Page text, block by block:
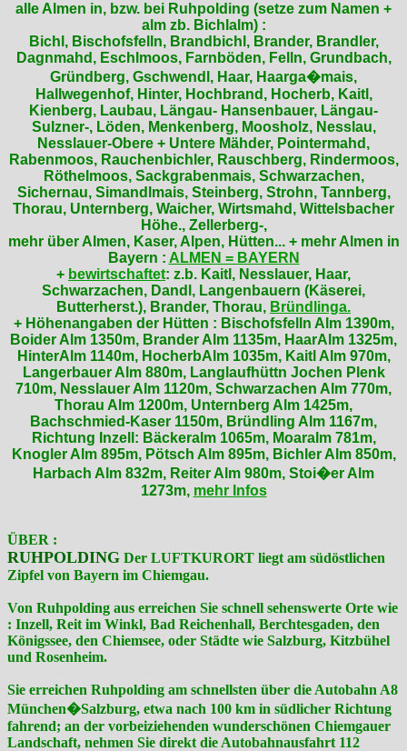
alle Almen in, bzw. bei Ruhpolding (setze zum Namen +
alm zb. Bichlalm) :
Bichl, Bischofsfelln, Brandbichl, Brander, Brandler,
Dagnmahd, Eschlmoos, Farnböden, Felln, Grundbach,
Gründberg, Gschwendl, Haar, Haarga�mais,
Hallwegenhof, Hinter, Hochbrand, Hocherb, Kaitl,
Kienberg, Laubau, Längau- Hansenbauer, Längau-
Sulzner-, Löden, Menkenberg, Moosholz, Nesslau,
Nesslauer-Obere + Untere Mähder, Pointermahd,
Rabenmoos, Rauchenbichler, Rauschberg, Rindermoos,
Röthelmoos, Sackgrabenmais, Schwarzachen,
Sichernau, Simandlmais, Steinberg, Strohn, Tannberg,
Thorau, Unternberg, Waicher, Wirtsmahd, Wittelsbacher
Höhe., Zellerberg-,
mehr über Almen, Kaser, Alpen, Hütten... + mehr Almen in
Bayern : ALMEN = BAYERN
+ bewirtschaftet: z.b. Kaitl, Nesslauer, Haar,
Schwarzachen, Dandl, Langenbauern (Käserei,
Butterherst.), Brander, Thorau, Bründlinga.
+ Höhenangaben der Hütten : Bischofsfelln Alm 1390m,
Boider Alm 1350m, Brander Alm 1135m, HaarAlm 1325m,
HinterAlm 1140m, HocherbAlm 1035m, Kaitl Alm 970m,
Langerbauer Alm 880m, Langlaufhüttn Jochen Plenk
710m, Nesslauer Alm 1120m, Schwarzachen Alm 770m,
Thorau Alm 1200m, Unternberg Alm 1425m,
Bachschmied-Kaser 1150m, Bründling Alm 1167m,
Richtung Inzell: Bäckeralm 1065m, Moaralm 781m,
Knogler Alm 895m, Pötsch Alm 895m, Bichler Alm 850m,
Harbach Alm 832m, Reiter Alm 980m, Stoi�er Alm
1273m, mehr Infos
ÜBER :
RUHPOLDING Der LUFTKURORT liegt am südöstlichen
Zipfel von Bayern im Chiemgau.
Von Ruhpolding aus erreichen Sie schnell sehenswerte Orte wie
: Inzell, Reit im Winkl, Bad Reichenhall, Berchtesgaden, den
Königssee, den Chiemsee, oder Städte wie Salzburg, Kitzbühel
und Rosenheim.
Sie erreichen Ruhpolding am schnellsten über die Autobahn A8
München�Salzburg, etwa nach 100 km in südlicher Richtung
fahrend; an der vorbeiziehenden wunderschönen Chiemgauer
Landschaft, nehmen Sie direkt die Autobahnausfahrt 112